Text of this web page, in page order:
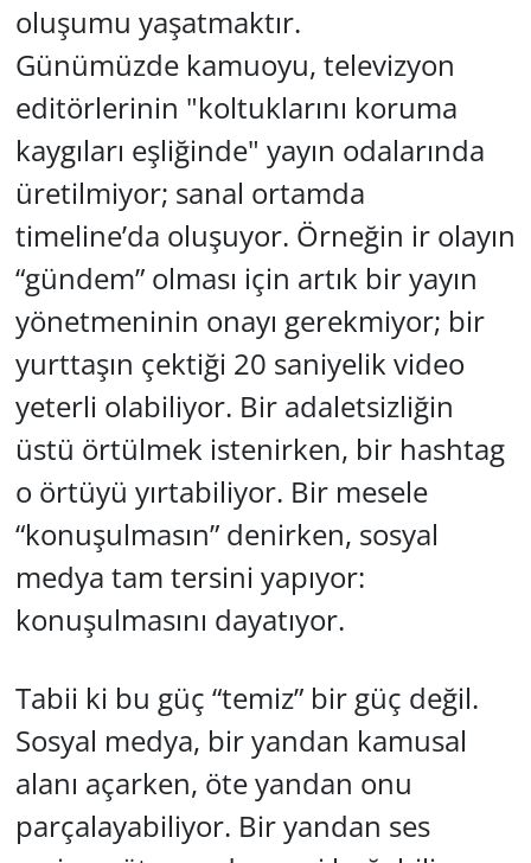
oluşumu yaşatmaktır.
Günümüzde kamuoyu, televizyon
editörlerinin "koltuklarını koruma
kaygıları eşliğinde" yayın odalarında
üretilmiyor; sanal ortamda
timeline’da oluşuyor. Örneğin ir olayın
“gündem” olması için artık bir yayın
yönetmeninin onayı gerekmiyor; bir
yurttaşın çektiği 20 saniyelik video
yeterli olabiliyor. Bir adaletsizliğin
üstü örtülmek istenirken, bir hashtag
o örtüyü yırtabiliyor. Bir mesele
“konuşulmasın” denirken, sosyal
medya tam tersini yapıyor:
konuşulmasını dayatıyor.
Tabii ki bu güç “temiz” bir güç değil.
Sosyal medya, bir yandan kamusal
alanı açarken, öte yandan onu
parçalayabiliyor. Bir yandan ses